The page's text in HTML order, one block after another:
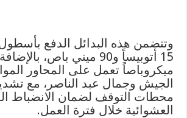
وتتضمن هذه البدائل الدفع
ميكروباصاً تعمل على المحاور
الجيش وجمال عبد الناصر، مع
محطات التوقف لضمان الانضباط
العشوائية خلال فترة العمل.